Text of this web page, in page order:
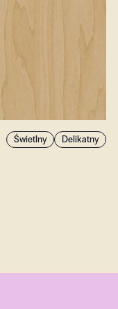
Świetlny Delikatny